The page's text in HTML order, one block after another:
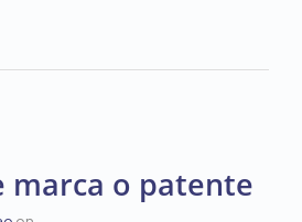
marca o patente